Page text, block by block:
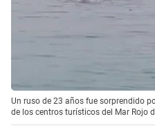
Un ruso de 23 años fue sorprendido
de los centros turísticos del Mar Rojo